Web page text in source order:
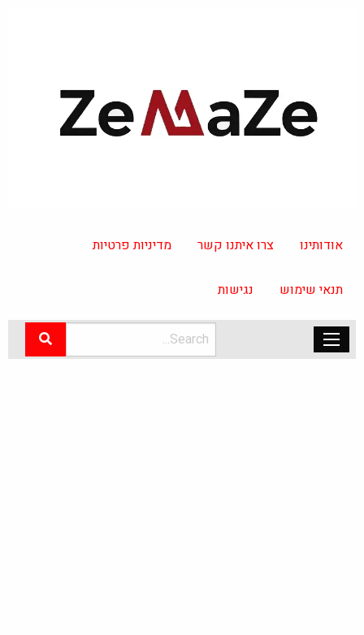
אודותינו צרו איתנו קשר מדיניות פרטיות
תנאי שימוש נגישות